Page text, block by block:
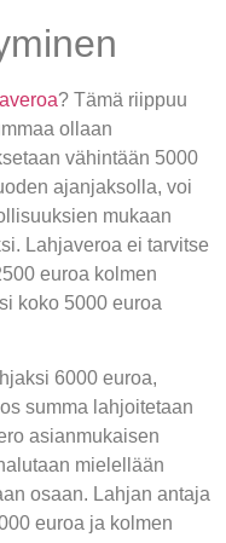
? Tämä riippuu
ollaan
vähintään 5000
ajanjaksolla, voi
mukaan
Lahjaveroa ei tarvitse
euroa kolmen
koko 5000 euroa
6000 euroa,
summa lahjoitetaan
asianmukaisen
mielellään
osaan. Lahjan antaja
euroa ja kolmen